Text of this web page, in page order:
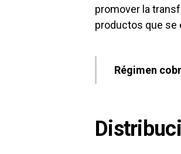
promover la
productos que se
Régimen